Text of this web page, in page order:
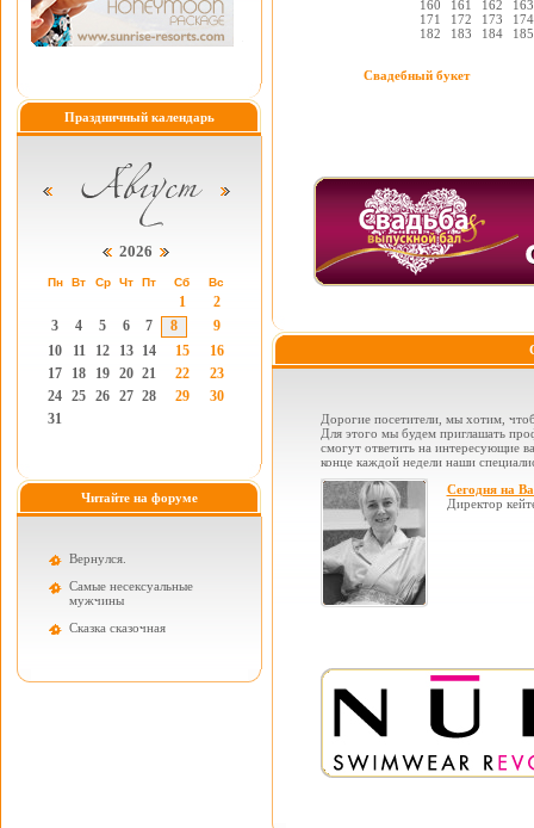
Праздничный календарь
2026
Пн Вт Ср Чт Пт Сб Вс
1
2
3
4 5 6 7 8
9
10
11 12 13 14 15
16
17
18 19 20 21 22
23
24 25 26 27 28 29
30
31
Читайте на форуме
Вернулся.
Самые несексуальные
мужчины
Cказка сказочная
160 161 162
163
171
172 173
174
182
183 184 185
Свадебный букет
Дорогие посетители, мы хотим,
Для этого мы будем приглашать
смогут ответить на интересующие
конце каждой недели наши
Сегодня на
Директор